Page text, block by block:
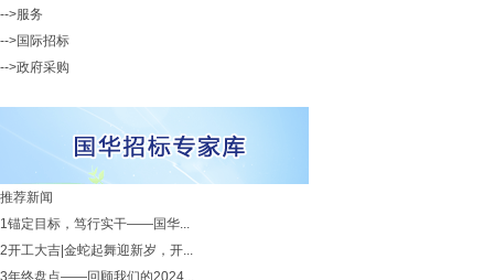
-->服务
-->国际招标
-->政府采购
推荐新闻
1锚定目标，笃行实干——国华...
2开工大吉|金蛇起舞迎新岁，开...
3年终盘点——回顾我们的2024...